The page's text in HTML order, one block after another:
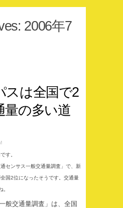
2006年7
スは全国で2
量の多い道
す。
センサス一般交通量調査」で、新
国2位になったそうです。交通量
。
般交通量調査」は、全国